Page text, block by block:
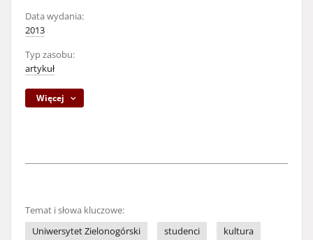
Data wydania:
2013
Typ zasobu:
artykuł
Więcej
Temat i słowa kluczowe:
Uniwersytet Zielonogórski
studenci kultura